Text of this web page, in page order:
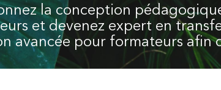
la conception
et devenez expert en
avancée pour formateurs afin